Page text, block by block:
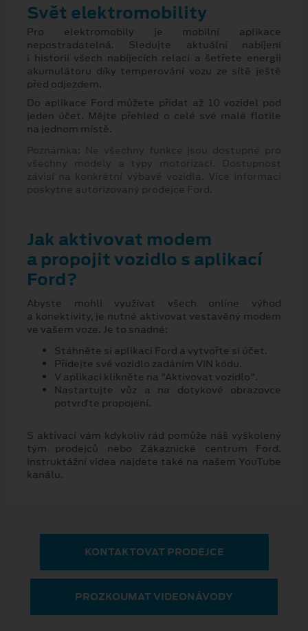
Svět elektromobility
Pro elektromobily je mobilní aplikace
nepostradatelná. Sledujte aktuální nabíjení
i historii všech nabíjecích relací a šetřete energii
akumulátoru díky temperování vozu ze sítě ještě
před odjezdem.
Do aplikace Ford můžete přidat až 10 vozidel pod
jeden účet. Mějte přehled o celé své malé flotile
na jednom místě.
Poznámka: Ne všechny funkce jsou dostupné pro
všechny modely a typy motorizací. Dostupnost
závisí na konkrétní výbavě vozidla. Více informací
poskytne autorizovaný prodejce Ford.
Jak aktivovat modem
a propojit vozidlo s aplikací
Ford?
Abyste mohli využívat všech online výhod
a konektivity, je nutné aktivovat vestavěný modem
ve vašem voze. Je to snadné:
Stáhněte si aplikaci Ford a vytvořte si účet.
Přidejte své vozidlo zadáním VIN kódu.
V aplikaci klikněte na "Aktivovat vozidlo".
Nastartujte vůz a na dotykové obrazovce
potvrďte propojení.
S aktivací vám kdykoliv rád pomůže náš vyškolený
tým prodejců nebo Zákaznické centrum Ford.
Instruktážní videa najdete také na našem YouTube
kanálu.
KONTAKTOVAT PRODEJCE
PROZKOUMAT VIDEONÁVODY